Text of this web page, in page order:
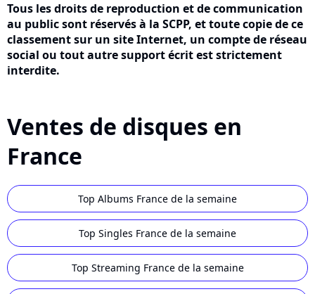
Tous les droits de reproduction et de communication
au public sont réservés à la SCPP, et toute copie de ce
classement sur un site Internet, un compte de réseau
social ou tout autre support écrit est strictement
interdite.
Ventes de disques en
France
Top Albums France de la semaine
Top Singles France de la semaine
Top Streaming France de la semaine